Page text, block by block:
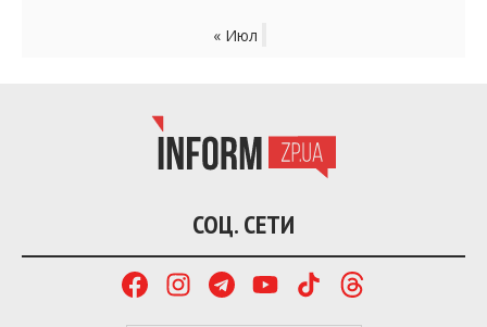
« Июл
СОЦ. СЕТИ